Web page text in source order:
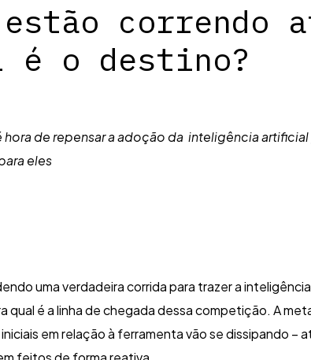
estão correndo
é o destino?
de repensar a adoção da inteligência artificial
eles
uma verdadeira corrida para trazer a
qual é a linha de chegada dessa competição. A
em relação à ferramenta vão se dissipando –